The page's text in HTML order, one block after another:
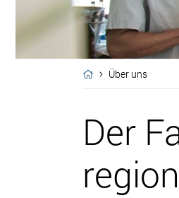
Über uns
Der